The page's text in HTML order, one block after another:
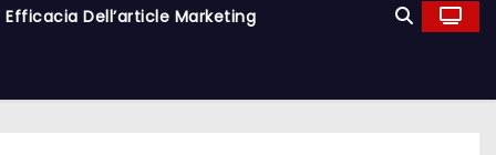
Efficacia Dell’article Marketing